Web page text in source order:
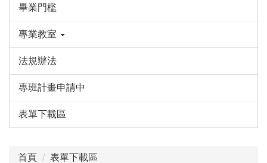
畢業門檻
專業教室
法規辦法
專班計畫申請中
表單下載區
首頁 表單下載區